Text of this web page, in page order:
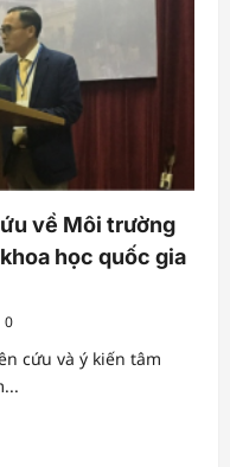
về Môi trường
học quốc gia
0
cứu và ý kiến ​​tâm